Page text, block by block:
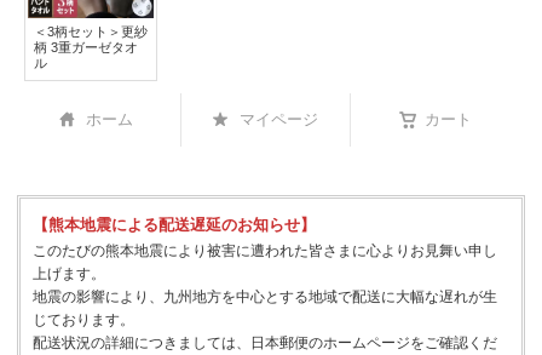
＜3柄セット＞更紗
柄 3重ガーゼタオ
ル
ホーム マイページ カート
【熊本地震による配送遅延のお知らせ】
このたびの熊本地震により被害に遭われた皆さまに心よりお見舞い申し
上げます。
地震の影響により、九州地方を中心とする地域で配送に大幅な遅れが生
じております。
配送状況の詳細につきましては、日本郵便のホームページをご確認くだ